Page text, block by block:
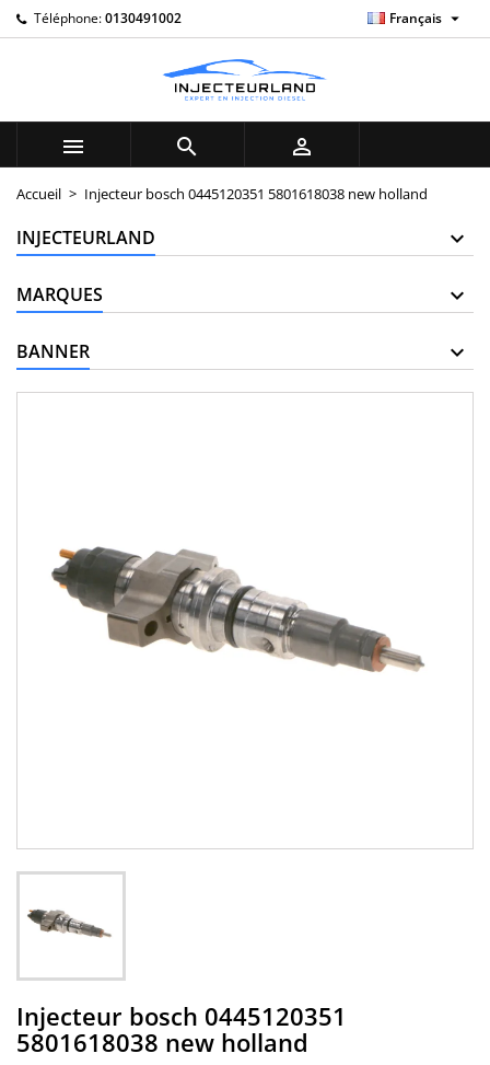
Téléphone:0130491002 Français 
  
Accueil Injecteur bosch 0445120351 5801618038 new holland
INJECTEURLAND
MARQUES
BANNER
Injecteur bosch 0445120351
5801618038 new holland
My wishlists ×
add_circle_outline
((title)) ×
Connexion ×
Vous devez être connecté pour ajouter des produits à
votre liste d'envies.
((cancelText)) ((loginText))